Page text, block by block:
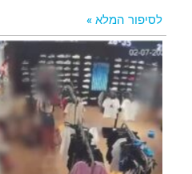
לסיפור המלא »